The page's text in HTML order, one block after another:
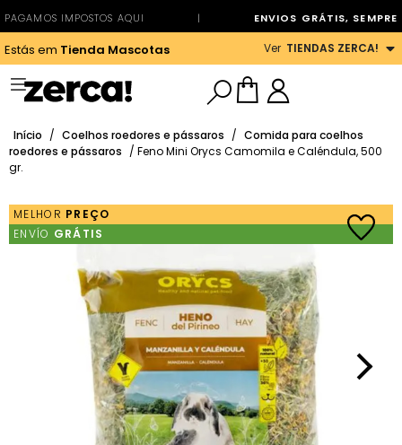
PAGAMOS IMPOSTOS AQUI | ENVIOS GRÁTIS, SEMPRE
Estás em Tienda Mascotas Ver TIENDAS ZERCA!
Início / Coelhos roedores e pássaros / Comida para coelhos
roedores e pássaros / Feno Mini Orycs Camomila e Caléndula, 500
gr.
MELHOR PREÇO
ENVÍO GRÁTIS